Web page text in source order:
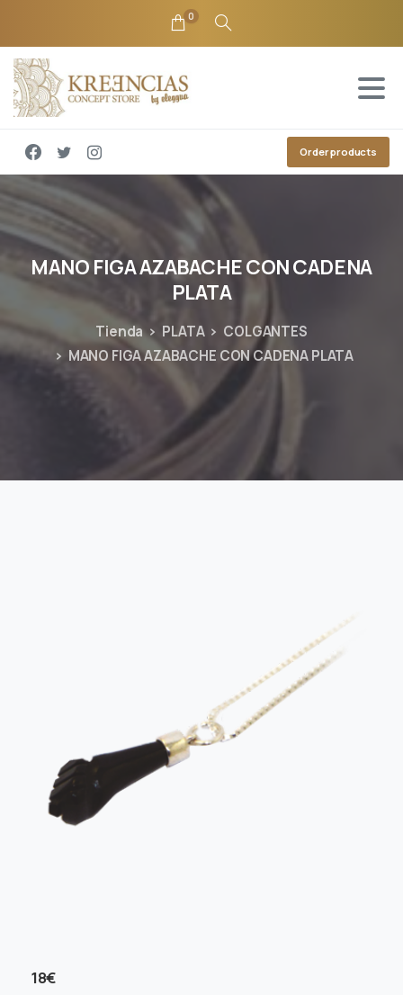
0
Order products
MANOFIGAAZABACHECONCADENA
PLATA
Tienda PLATA
COLGANTES
MANO FIGA AZABACHE CON CADENA PLATA
18€